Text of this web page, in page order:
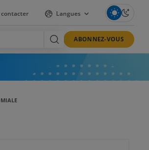
contacter Langues
ABONNEZ-VOUS